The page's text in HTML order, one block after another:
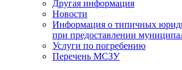
Другая информация
Новости
Информация о типичных
при предоставлении
Услуги по погребению
Перечень МСЗУ